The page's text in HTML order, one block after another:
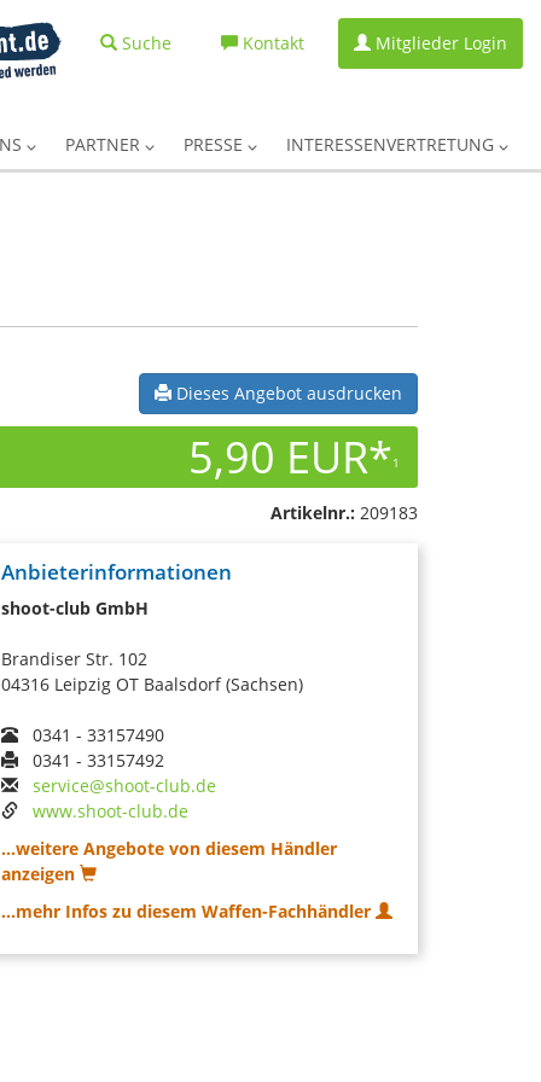
Suche Kontakt Mitglieder Login
PARTNER PRESSE INTERESSENVERTRETUNG
Dieses Angebot ausdrucken
5,90 EUR*1
Artikelnr.: 209183
Anbieterinformationen
shoot-club GmbH
Brandiser Str. 102
04316 Leipzig OT Baalsdorf (Sachsen)
0341 - 33157490
0341 - 33157492
service@shoot-club.de
www.shoot-club.de
...weitere Angebote von diesem Händler
anzeigen
...mehr Infos zu diesem Waffen-Fachhändler